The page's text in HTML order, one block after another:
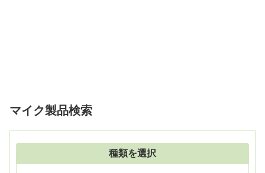
マイク製品検索
種類を選択